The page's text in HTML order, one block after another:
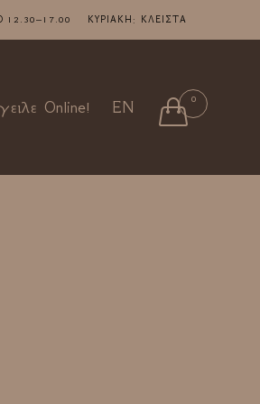
12.30–17.00 ΚΥΡΙΑΚΗ: ΚΛΕΙΣΤΑ
Skip
to
Online! EN  0